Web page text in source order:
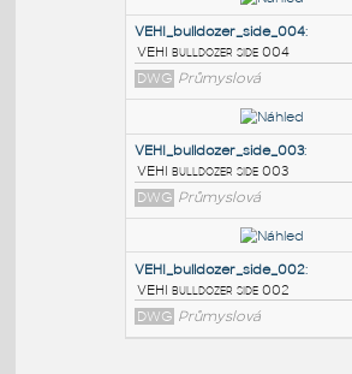
PODOBNÉ
VEHI bulldozer side 005
DWG Průmyslová
VEHI_bulldozer_side_004
VEHI bulldozer side 004
DWG Průmyslová